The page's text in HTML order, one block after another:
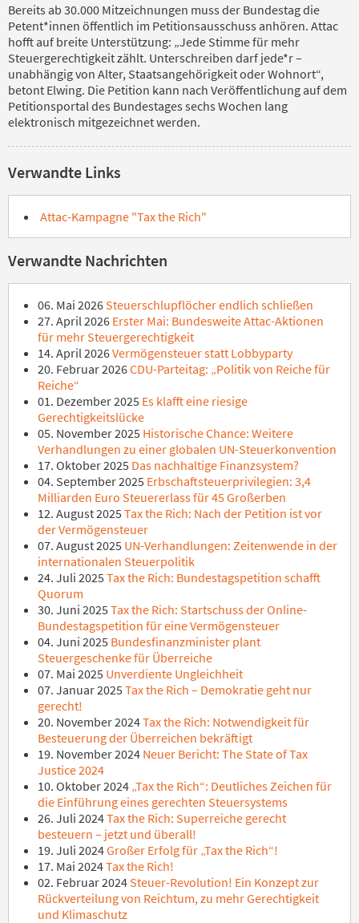
Bereits ab 30.000 Mitzeichnungen muss der Bundestag die
Petent*innen öffentlich im Petitionsausschuss anhören. Attac
hofft auf breite Unterstützung: „Jede Stimme für mehr
Steuergerechtigkeit zählt. Unterschreiben darf jede*r –
unabhängig von Alter, Staatsangehörigkeit oder Wohnort“,
betont Elwing. Die Petition kann nach Veröffentlichung auf dem
Petitionsportal des Bundestages sechs Wochen lang
elektronisch mitgezeichnet werden.
Verwandte Links
Attac-Kampagne "Tax the Rich"
Verwandte Nachrichten
06. Mai 2026 Steuerschlupflöcher endlich schließen
27. April 2026 Erster Mai: Bundesweite Attac-Aktionen
für mehr Steuergerechtigkeit
14. April 2026Vermögensteuer statt Lobbyparty
20. Februar 2026CDU-Parteitag: „Politik von Reiche für
Reiche“
01. Dezember 2025 Es klafft eine riesige
Gerechtigkeitslücke
05. November 2025 Historische Chance: Weitere
Verhandlungen zu einer globalen UN-Steuerkonvention
17. Oktober 2025 Das nachhaltige Finanzsystem?
04. September 2025 Erbschaftsteuerprivilegien: 3,4
Milliarden Euro Steuererlass für 45 Großerben
12. August 2025 Tax the Rich: Nach der Petition ist vor
der Vermögensteuer
07. August 2025 UN-Verhandlungen: Zeitenwende in der
internationalen Steuerpolitik
24. Juli 2025 Tax the Rich: Bundestagspetition schafft
Quorum
30. Juni 2025 Tax the Rich: Startschuss der Online-
Bundestagspetition für eine Vermögensteuer
04. Juni 2025 Bundesfinanzminister plant
Steuergeschenke für Überreiche
07. Mai 2025 Unverdiente Ungleichheit
07. Januar 2025 Tax the Rich – Demokratie geht nur
gerecht!
20. November 2024Tax the Rich: Notwendigkeit für
Besteuerung der Überreichen bekräftigt
19. November 2024 Neuer Bericht: The State of Tax
Justice 2024
10. Oktober 2024 „Tax the Rich“: Deutliches Zeichen für
die Einführung eines gerechten Steuersystems
26. Juli 2024Tax the Rich: Superreiche gerecht
besteuern – jetzt und überall!
19. Juli 2024Großer Erfolg für „Tax the Rich“!
17. Mai 2024Tax the Rich!
02. Februar 2024 Steuer-Revolution! Ein Konzept zur
Rückverteilung von Reichtum, zu mehr Gerechtigkeit
und Klimaschutz